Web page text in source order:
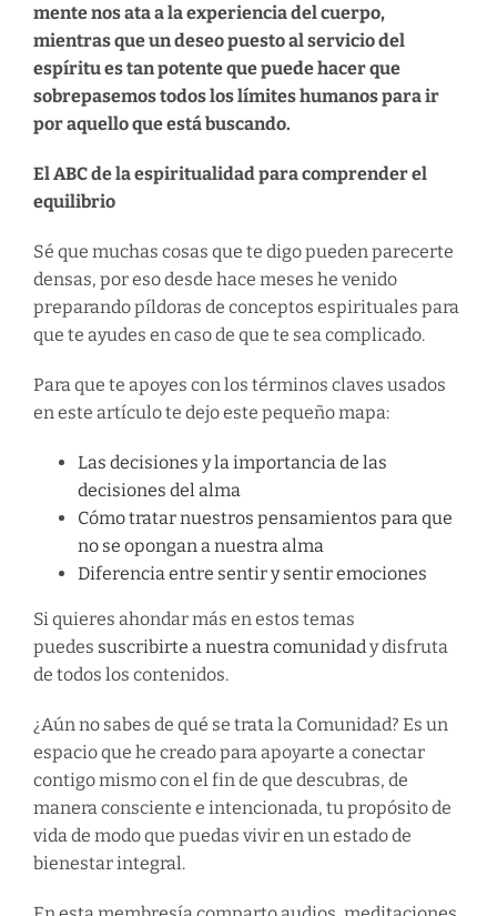
mente nos ata a la experiencia del cuerpo,
mientras que un deseo puesto al servicio del
espíritu es tan potente que puede hacer que
sobrepasemos todos los límites humanos para ir
por aquello que está buscando.
El ABC de la espiritualidad para comprender el
equilibrio
Sé que muchas cosas que te digo pueden parecerte
densas, por eso desde hace meses he venido
preparando píldoras de conceptos espirituales para
que te ayudes en caso de que te sea complicado.
Para que te apoyes con los términos claves usados
en este artículo te dejo este pequeño mapa:
Las decisiones y la importancia de las
decisiones del alma
Cómo tratar nuestros pensamientos para que
no se opongan a nuestra alma
Diferencia entre sentir y sentir emociones
Si quieres ahondar más en estos temas
puedes suscribirte a nuestra comunidady disfruta
de todos los contenidos.
¿Aún no sabes de qué se trata la Comunidad? Es un
espacio que he creado para apoyarte a conectar
contigo mismo con el fin de que descubras, de
manera consciente e intencionada, tu propósito de
vida de modo que puedas vivir en un estado de
bienestar integral.